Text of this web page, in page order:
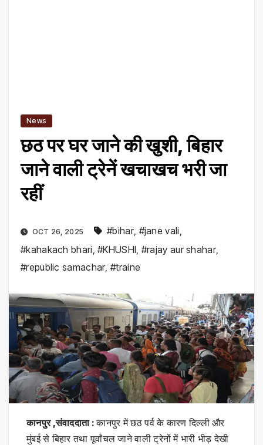
News
छठ पर घर जाने की खुशी, बिहार
जाने वाली ट्रेनें खचाखच भरी जा
रहीं
OCT 26, 2025 #bihar, #jane vali
#kahakach bhari ,#KHUSHI #rajay aur shahar,
#republic samachar,#traine
कानपुर ,संवाददाता :कानपुर में छठ पर्व के कारण दिल्ली और
मुंबई से बिहार तथा पूर्वांचल जाने वाली ट्रेनों में भारी भीड़ देखी